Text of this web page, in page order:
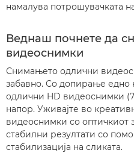
намалува потрошувачката
Веднаш почнете да
видеоснимки
Снимањето одлични
забавно. Со допирање едно
одлични HD видеоснимки
напор. Уживајте во
видеоснимки со оптичкиот
стабилни резултати со
стабилизација на сликата.